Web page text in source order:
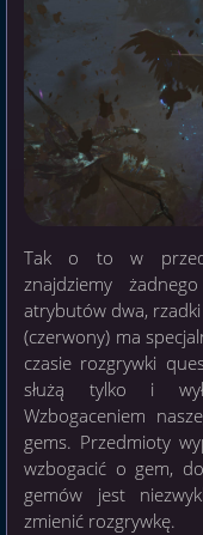
Tak o to w
znajdziemy
atrybutów dwa, rzadki
(czerwony) ma
czasie rozgrywki
służą tylko i
Wzbogaceniem
gems. Przedmioty
wzbogacić o gem,
gemów jest
zmienić rozgrywkę.